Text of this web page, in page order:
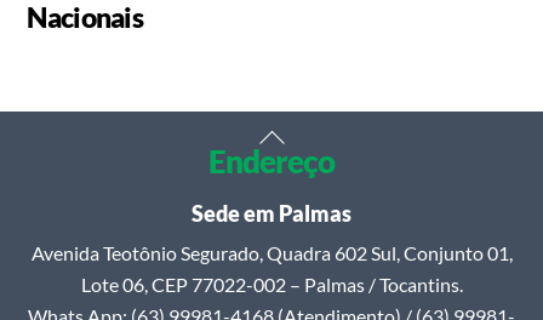
Nacionais
Back
To
Top
Endereço
Sede em Palmas
Avenida Teotônio Segurado, Quadra 602 Sul, Conjunto 01,
Lote 06, CEP 77022-002 – Palmas / Tocantins.